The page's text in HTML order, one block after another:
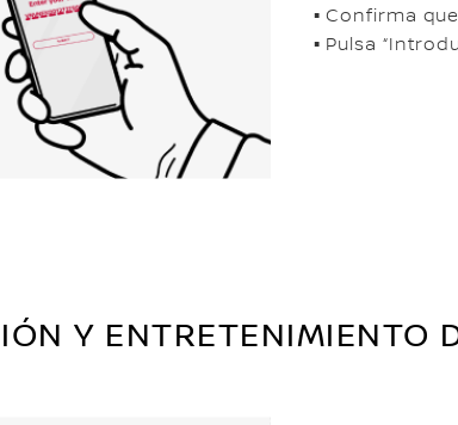
▪ Confirma
▪ Pulsa
Y ENTRETENIMIENTO